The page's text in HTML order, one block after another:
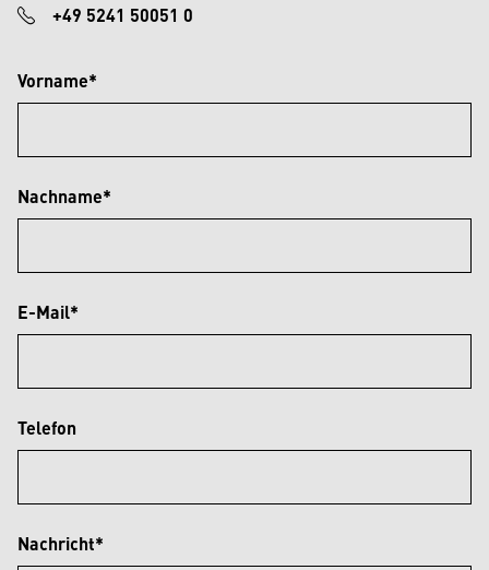
+49 5241 50051 0
Vorname*
Nachname*
E-Mail*
Telefon
Nachricht*